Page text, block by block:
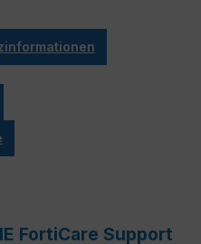
FortiCare Support